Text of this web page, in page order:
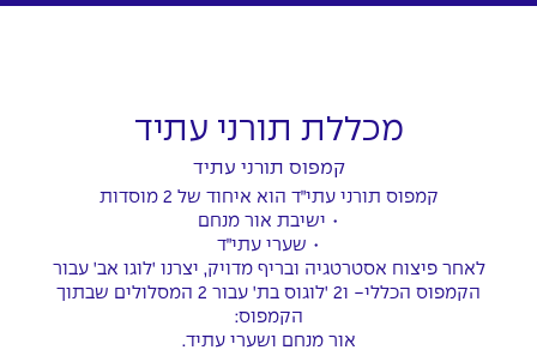
מכללת תורני עתיד
קמפוס תורני עתיד
קמפוס תורני עתי״ד הוא איחוד של 2 מוסדות
• ישיבת אור מנחם
• שערי עתי״ד
לאחר פיצוח אסטרטגיה ובריף מדויק, יצרנו 'לוגו אב' עבור
הקמפוס הכללי- ו2 'לוגוס בת' עבור 2 המסלולים שבתוך
הקמפוס:
אור מנחם ושערי עתיד.